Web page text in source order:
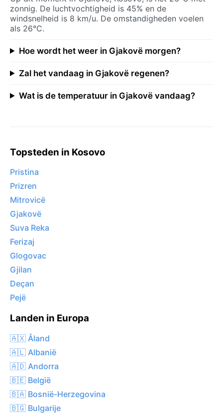
zonnig. De luchtvochtigheid is 45% en de
windsnelheid is 8 km/u. De omstandigheden voelen
als 26°C.
Hoe wordt het weer in Gjakovë morgen?
Zal het vandaag in Gjakovë regenen?
Wat is de temperatuur in Gjakovë vandaag?
Topsteden in Kosovo
Pristina
Prizren
Mitrovicë
Gjakovë
Suva Reka
Ferizaj
Glogovac
Gjilan
Deçan
Pejë
Landen in Europa
🇦🇽 Åland
🇦🇱 Albanië
🇦🇩 Andorra
🇧🇪 België
🇧🇦 Bosnië-Herzegovina
🇧🇬 Bulgarije